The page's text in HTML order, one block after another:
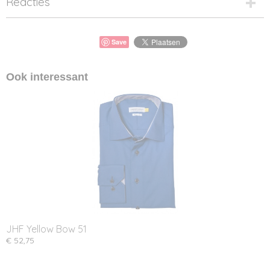
Save
Ook interessant
JHF Yellow Bow 51
€ 52,75